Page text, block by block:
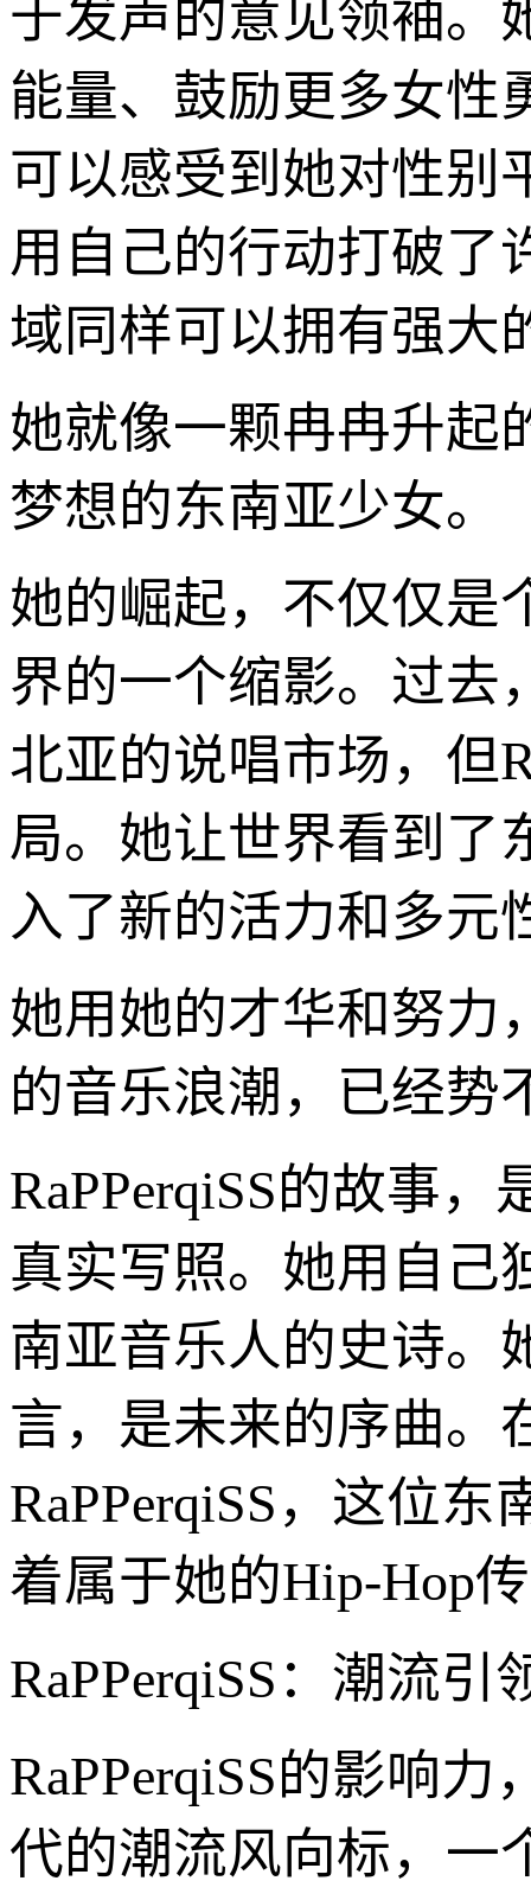
于发声的意见领袖。
能量、鼓励更多女性
可以感受到她对性别
用自己的行动打破了
域同样可以拥有强大
她就像一颗冉冉升起
梦想的东南亚少女。
她的崛起，不仅仅是
界的一个缩影。过去
北亚的说唱市场，但
局。她让世界看到了
入了新的活力和多元
她用她的才华和努力
的音乐浪潮，已经势
RaPPerqiSS的故事
真实写照。她用自己
南亚音乐人的史诗。
言，是未来的序曲。
RaPPerqiSS，这位
着属于她的Hip-Hop
RaPPerqiSS：潮流
RaPPerqiSS的影响
代的潮流风向标，一